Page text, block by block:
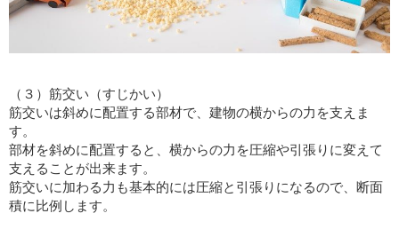
（３）筋交い（すじかい）
筋交いは斜めに配置する部材で、建物の横からの力を支えま
す。
部材を斜めに配置すると、横からの力を圧縮や引張りに変えて
支えることが出来ます。
筋交いに加わる力も基本的には圧縮と引張りになるので、断面
積に比例します。